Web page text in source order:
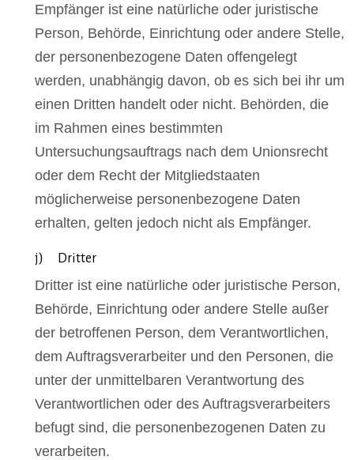
Empfänger ist eine natürliche oder juristische
Person, Behörde, Einrichtung oder andere Stelle,
der personenbezogene Daten offengelegt
werden, unabhängig davon, ob es sich bei ihr um
einen Dritten handelt oder nicht. Behörden, die
im Rahmen eines bestimmten
Untersuchungsauftrags nach dem Unionsrecht
oder dem Recht der Mitgliedstaaten
möglicherweise personenbezogene Daten
erhalten, gelten jedoch nicht als Empfänger.
j) Dritter
Dritter ist eine natürliche oder juristische Person,
Behörde, Einrichtung oder andere Stelle außer
der betroffenen Person, dem Verantwortlichen,
dem Auftragsverarbeiter und den Personen, die
unter der unmittelbaren Verantwortung des
Verantwortlichen oder des Auftragsverarbeiters
befugt sind, die personenbezogenen Daten zu
verarbeiten.